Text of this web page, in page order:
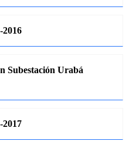
Subestación Urabá